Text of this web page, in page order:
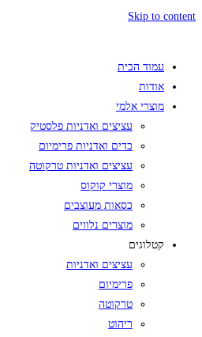
Skip to content
עמוד הבית
אודות
מוצרי אלמי
עציצים ואדניות פלסטיק
כדים ואדניות פרימיום
עציצים ואדניות טרקוטה
מוצרי קוקוס
כסאות מעוצבים
מוצרים נלווים
קטלוגים
עציצים ואדניות
פרימיום
טרקוטה
ריהוט